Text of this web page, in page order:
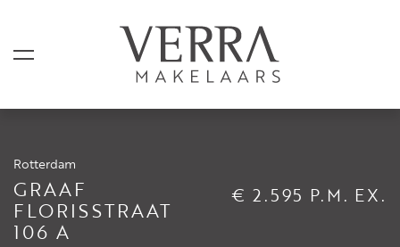
Rotterdam
GRAAF
FLORISSTRAAT
106 A
€ 2.595 P.M. EX.
AANBOD
Te koop